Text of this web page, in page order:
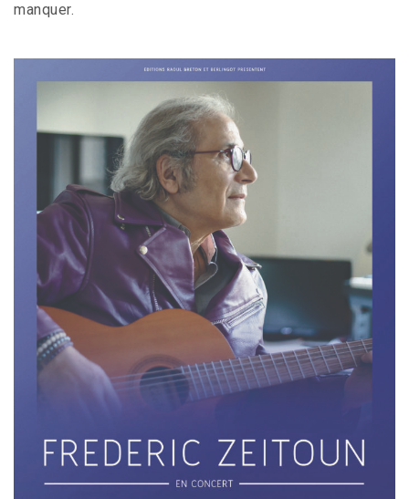
manquer.